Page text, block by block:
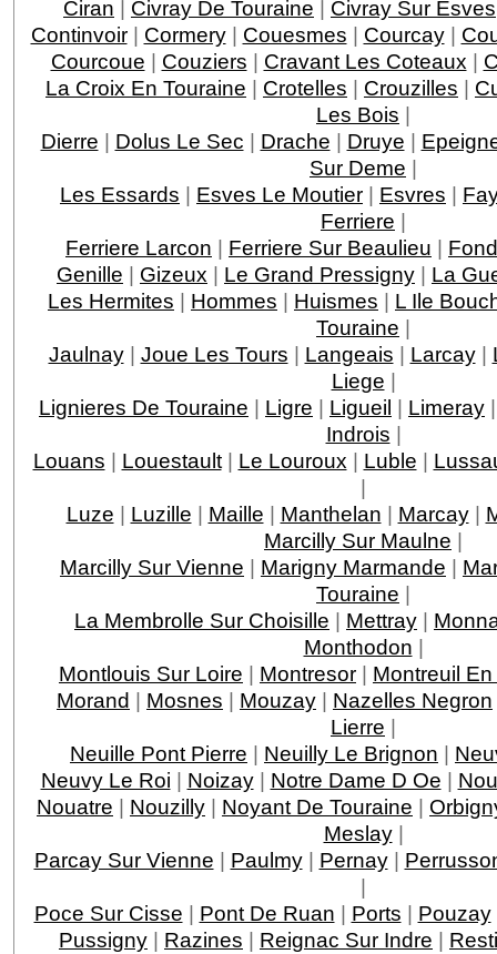
Ciran | Civray De Touraine | Civray Sur Esves
Continvoir| Cormery| Couesmes | Courcay|
Courcoue | Couziers | Cravant Les Coteaux |
La Croix En Touraine | Crotelles | Crouzilles |
Les Bois |
Dierre | Dolus Le Sec | Drache | Druye |
Sur Deme |
Les Essards | Esves Le Moutier | Esvres |
Ferriere |
Ferriere Larcon | Ferriere Sur Beaulieu |
Genille | Gizeux | Le Grand Pressigny | La
Les Hermites | Hommes | Huismes | L Ile
Touraine |
Jaulnay| Joue Les Tours | Langeais | Larcay|
Liege |
Lignieres De Touraine | Ligre | Ligueil | Limeray
Indrois |
Louans | Louestault| Le Louroux | Luble |
|
Luze | Luzille | Maille | Manthelan | Marcay|
Marcilly Sur Maulne |
Marcilly Sur Vienne | Marigny Marmande |
Touraine |
La Membrolle Sur Choisille | Mettray |
Monthodon |
Montlouis Sur Loire | Montresor | Montreuil
Morand | Mosnes | Mouzay | Nazelles Negron
Lierre |
Neuille Pont Pierre | Neuilly Le Brignon |
Neuvy Le Roi | Noizay| Notre Dame D Oe |
Nouatre | Nouzilly | Noyant De Touraine |
Meslay|
Parcay Sur Vienne | Paulmy| Pernay|
|
Poce Sur Cisse | Pont De Ruan | Ports | Pouzay
Pussigny | Razines | Reignac Sur Indre |